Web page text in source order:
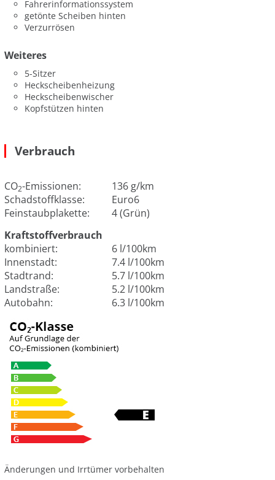
Fahrerinformationssystem
getönte Scheiben hinten
Verzurrösen
Weiteres
5-Sitzer
Heckscheibenheizung
Heckscheibenwischer
Kopfstützen hinten
Verbrauch
CO2-Emissionen:
136 g/km
Schadstoffklasse:
Euro6
Feinstaubplakette:
4 (Grün)
Kraftstoffverbrauch
kombiniert:
6 l/100km
Innenstadt:
7.4 l/100km
Stadtrand:
5.7 l/100km
Landstraße:
5.2 l/100km
Autobahn:
6.3 l/100km
Änderungen und Irrtümer vorbehalten